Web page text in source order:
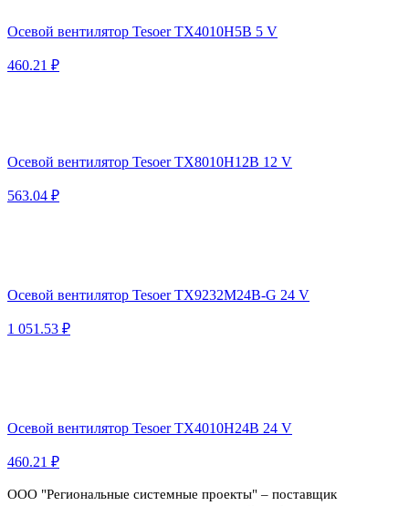
Осевой вентилятор Tesoer TX4010H5B 5 V
460.21 ₽
Осевой вентилятор Tesoer TX8010H12B 12 V
563.04 ₽
Осевой вентилятор Tesoer TX9232M24B-G 24 V
1 051.53 ₽
Осевой вентилятор Tesoer TX4010H24B 24 V
460.21 ₽
ООО "Региональные системные проекты" – поставщик